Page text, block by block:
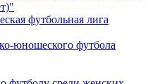
футбольная лига
юношеского футбола